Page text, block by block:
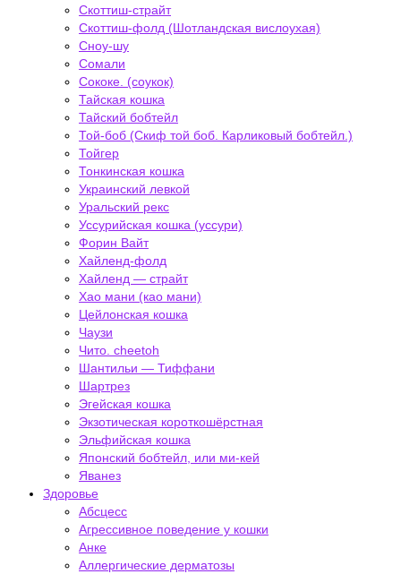
Скоттиш-страйт
Скоттиш-фолд (Шотландская вислоухая)
Сноу-шу
Сомали
Сококе. (соукок)
Тайская кошка
Тайский бобтейл
Той-боб (Скиф той боб. Карликовый бобтейл.)
Тойгер
Тонкинская кошка
Украинский левкой
Уральский рекс
Уссурийская кошка (уссури)
Форин Вайт
Хайленд-фолд
Хайленд — страйт
Хао мани (као мани)
Цейлонская кошка
Чаузи
Чито. cheetoh
Шантильи — Тиффани
Шартрез
Эгейская кошка
Экзотическая короткошёрстная
Эльфийская кошка
Японский бобтейл, или ми-кей
Яванез
Здоровье
Абсцесс
Агрессивное поведение у кошки
Анке
Аллергические дерматозы